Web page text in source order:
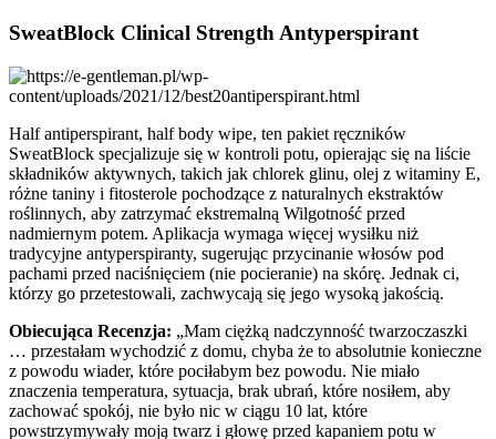
SweatBlock Clinical Strength Antyperspirant
Half antiperspirant, half body wipe, ten pakiet ręczników
SweatBlock specjalizuje się w kontroli potu, opierając się na liście
składników aktywnych, takich jak chlorek glinu, olej z witaminy E,
różne taniny i fitosterole pochodzące z naturalnych ekstraktów
roślinnych, aby zatrzymać ekstremalną Wilgotność przed
nadmiernym potem. Aplikacja wymaga więcej wysiłku niż
tradycyjne antyperspiranty, sugerując przycinanie włosów pod
pachami przed naciśnięciem (nie pocieranie) na skórę. Jednak ci,
którzy go przetestowali, zachwycają się jego wysoką jakością.
Obiecująca Recenzja: „Mam ciężką nadczynność twarzoczaszki
… przestałam wychodzić z domu, chyba że to absolutnie konieczne
z powodu wiader, które pociłabym bez powodu. Nie miało
znaczenia temperatura, sytuacja, brak ubrań, które nosiłem, aby
zachować spokój, nie było nic w ciągu 10 lat, które
powstrzymywały moją twarz i głowę przed kapaniem potu w